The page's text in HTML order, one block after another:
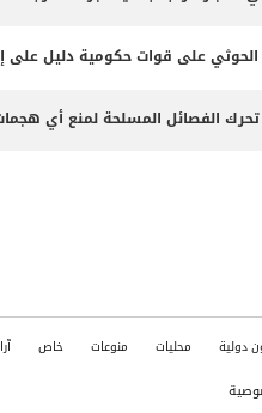
الحوثي على قوات حكومية دليل على
الفصائل المسلحة لمنع أي
دولية محليات منوعات خاص